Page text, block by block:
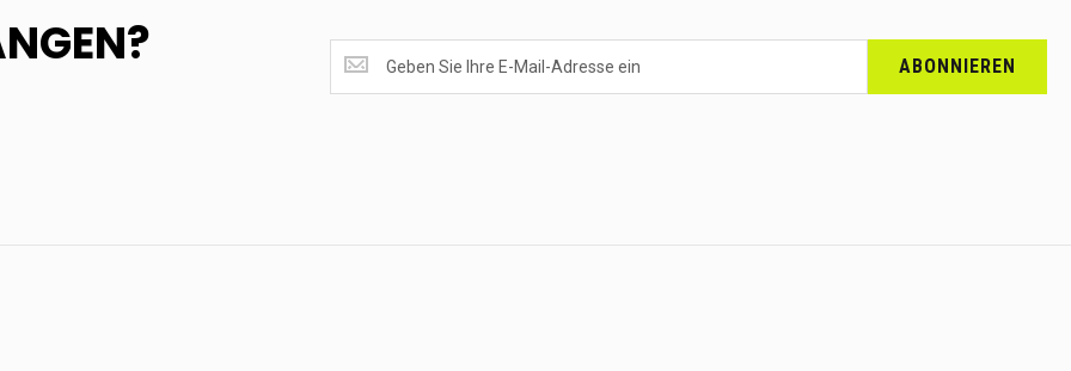
EMPFANGEN?
<br>MELDE
ABONNIEREN